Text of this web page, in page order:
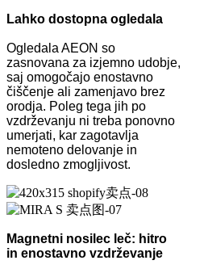
Lahko dostopna ogledala
Ogledala AEON so
zasnovana za izjemno udobje,
saj omogočajo enostavno
čiščenje ali zamenjavo brez
orodja. Poleg tega jih po
vzdrževanju ni treba ponovno
umerjati, kar zagotavlja
nemoteno delovanje in
dosledno zmogljivost.
Magnetni nosilec leč: hitro
in enostavno vzdrževanje